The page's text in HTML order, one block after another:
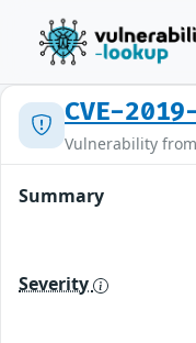
CVE-
Vulnerability from
Summary
Severity